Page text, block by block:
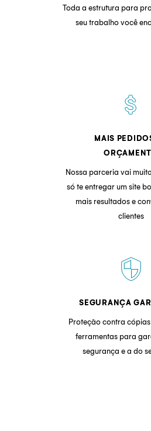
Toda a estrutura para
seu trabalho você
attach_money
MAIS
Nossa parceria vai
só te entregar um site
mais resultados e
clientes
security
SEGURANÇA
Proteção contra
ferramentas para
segurança e a do